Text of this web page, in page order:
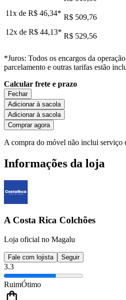
11x de R$ 46,34* R$ 509,76
12x de R$ 44,13* R$ 529,56
*Juros: Todos os encargos da
parcelamento e outras tarifas estão
Calcular frete e prazo
Fechar
Adicionar à sacola
Adicionar à sacola
Comprar agora
A compra do móvel não inclui serviço
Informações da loja
A Costa Rica Colchões
Loja oficial no Magalu
Fale com lojista Seguir
3.3
RuimÓtimo